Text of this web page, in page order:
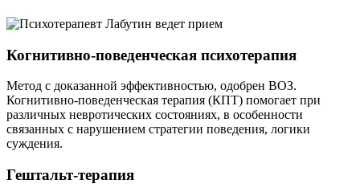
Когнитивно-поведенческая психотерапия
Метод с доказанной эффективностью, одобрен ВОЗ.
Когнитивно-поведенческая терапия (КПТ) помогает при
различных невротических состояниях, в особенности
связанных с нарушением стратегии поведения, логики
суждения.
Гештальт-терапия